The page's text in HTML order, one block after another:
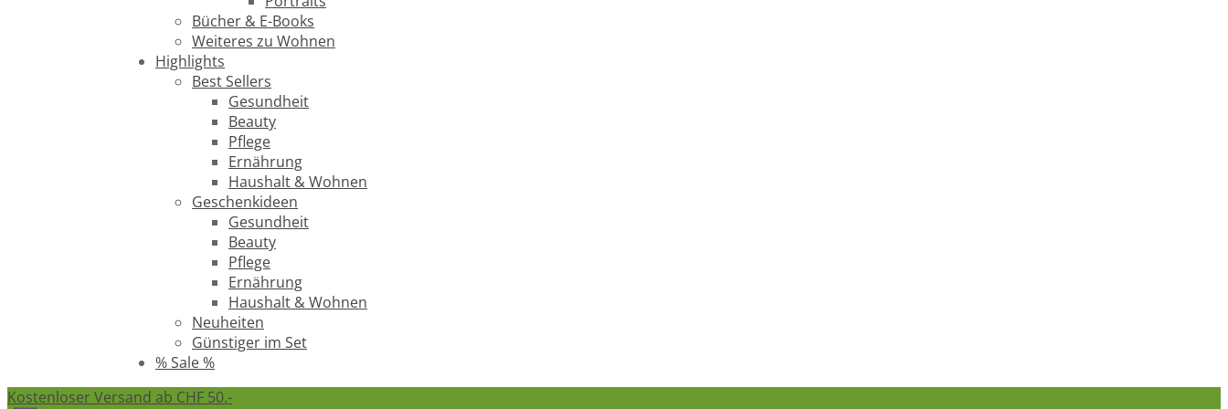
Bücher & E-Books
Weiteres zu Wohnen
Highlights
Best Sellers
Gesundheit
Beauty
Pflege
Ernährung
Haushalt & Wohnen
Geschenkideen
Gesundheit
Beauty
Pflege
Ernährung
Haushalt & Wohnen
Neuheiten
Günstiger im Set
% Sale %
Kostenloser Versand ab CHF 50.-